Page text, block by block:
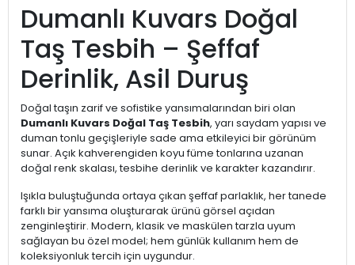
Dumanlı Kuvars Doğal
Taş Tesbih – Şeffaf
Derinlik, Asil Duruş
Doğal taşın zarif ve sofistike yansımalarından biri olan
Dumanlı Kuvars Doğal Taş Tesbih, yarı saydam yapısı ve
duman tonlu geçişleriyle sade ama etkileyici bir görünüm
sunar. Açık kahverengiden koyu füme tonlarına uzanan
doğal renk skalası, tesbihe derinlik ve karakter kazandırır.
Işıkla buluştuğunda ortaya çıkan şeffaf parlaklık, her tanede
farklı bir yansıma oluşturarak ürünü görsel açıdan
zenginleştirir. Modern, klasik ve maskülen tarzla uyum
sağlayan bu özel model; hem günlük kullanım hem de
koleksiyonluk tercih için uygundur.